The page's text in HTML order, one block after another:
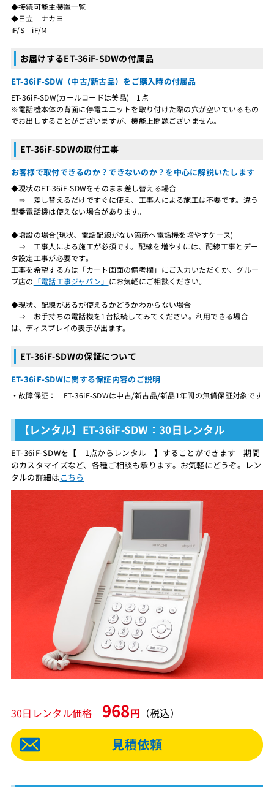
◆接続可能主装置一覧
◆日立 ナカヨ
iF/S iF/M
お届けするET-36iF-SDWの付属品
ET-36iF-SDW（中古/新古品）をご購入時の付属品
ET-36iF-SDW(カールコードは美品) 1点
※電話機本体の背面に停電ユニットを取り付けた際の穴が空いているもの
でお出しすることがございますが、機能上問題ございません。
ET-36iF-SDWの取付工事
お客様で取付できるのか？できないのか？を中心に解説いたします
◆現状のET-36iF-SDWをそのまま差し替える場合
⇒ 差し替えるだけですぐに使え、工事人による施工は不要です。違う
型番電話機は使えない場合があります。
◆増設の場合(現状、電話配線がない箇所へ電話機を増やすケース)
⇒ 工事人による施工が必須です。配線を増やすには、配線工事とデー
タ設定工事が必要です。
工事を希望する方は「カート画面の備考欄」にご入力いただくか、グルー
プ店の 「電話工事ジャパン」 にお気軽にご相談ください。
◆現状、配線があるが使えるかどうかわからない場合
⇒ お手持ちの電話機を1台接続してみてください。利用できる場合
は、ディスプレイの表示が出ます。
ET-36iF-SDWの保証について
ET-36iF-SDWに関する保証内容のご説明
・故障保証： ET-36iF-SDWは中古/新古品/新品1年間の無償保証対象です
【レンタル】ET-36iF-SDW：30日レンタル
ET-36iF-SDWを【 1点からレンタル 】することができます 期間
のカスタマイズなど、各種ご相談も承ります。お気軽にどうぞ。レン
タルの詳細はこちら
30日レンタル価格 968円 （税込）